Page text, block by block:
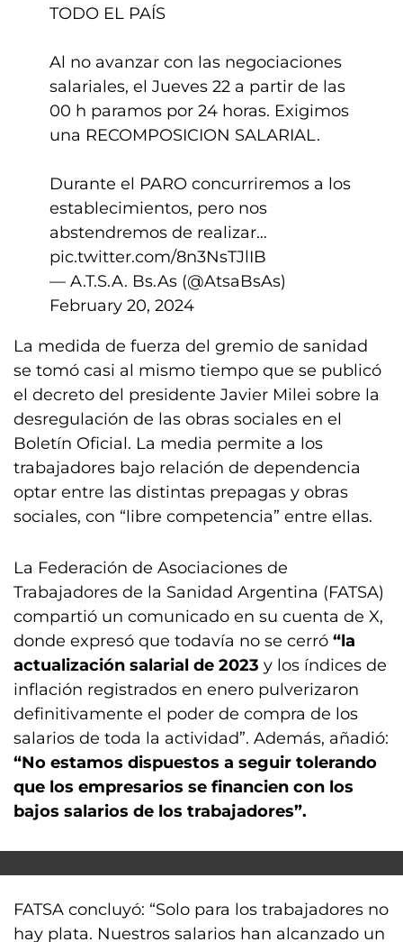
TODO EL PAÍS
Al no avanzar con las negociaciones
salariales, el Jueves 22 a partir de las
00 h paramos por 24 horas. Exigimos
una RECOMPOSICION SALARIAL.
Durante el PARO concurriremos a los
establecimientos, pero nos
abstendremos de realizar…
pic.twitter.com/8n3NsTJlIB
— A.T.S.A. Bs.As (@AtsaBsAs)
February 20, 2024
La medida de fuerza del gremio de sanidad
se tomó casi al mismo tiempo que se publicó
el decreto del presidente Javier Milei sobre la
desregulación de las obras sociales en el
Boletín Oficial. La media permite a los
trabajadores bajo relación de dependencia
optar entre las distintas prepagas y obras
sociales, con “libre competencia” entre ellas.
La Federación de Asociaciones de
Trabajadores de la Sanidad Argentina (FATSA)
compartió un comunicado en su cuenta de X,
donde expresó que todavía no se cerró “la
actualización salarial de 2023 y los índices de
inflación registrados en enero pulverizaron
definitivamente el poder de compra de los
salarios de toda la actividad”. Además, añadió:
“No estamos dispuestos a seguir tolerando
que los empresarios se financien con los
bajos salarios de los trabajadores”.
FATSA concluyó: “Solo para los trabajadores no
hay plata. Nuestros salarios han alcanzado un